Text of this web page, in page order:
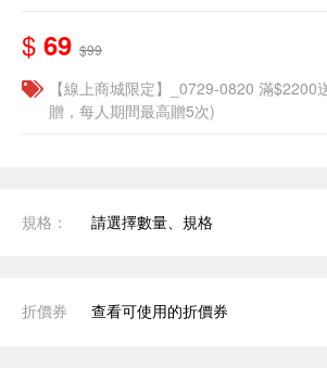
$ 69 $99
【線上商城限定】_0729-0820 滿$2200
贈，每人期間最高贈5次)
規格： 請選擇數量、規格
折價券 查看可使用的折價券